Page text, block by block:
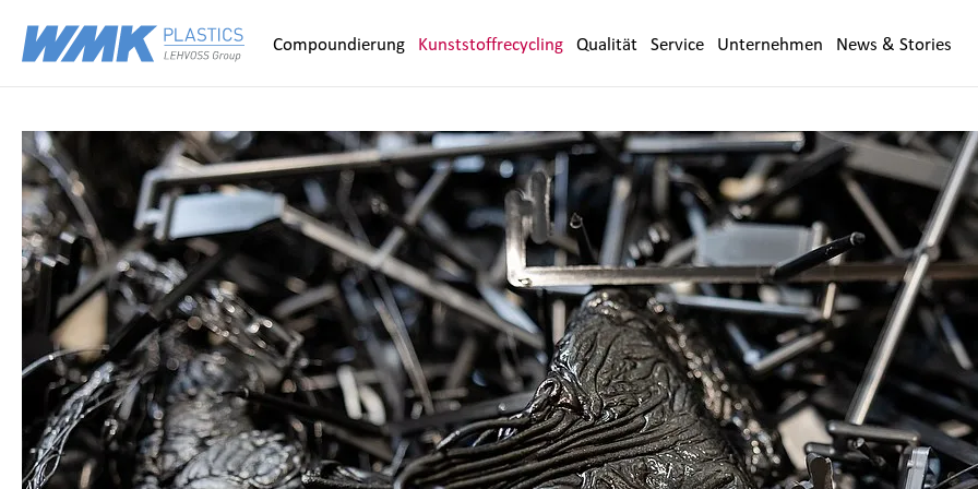
Compoundierung Kunststoffrecycling Qualität Service Unternehmen News & Stories